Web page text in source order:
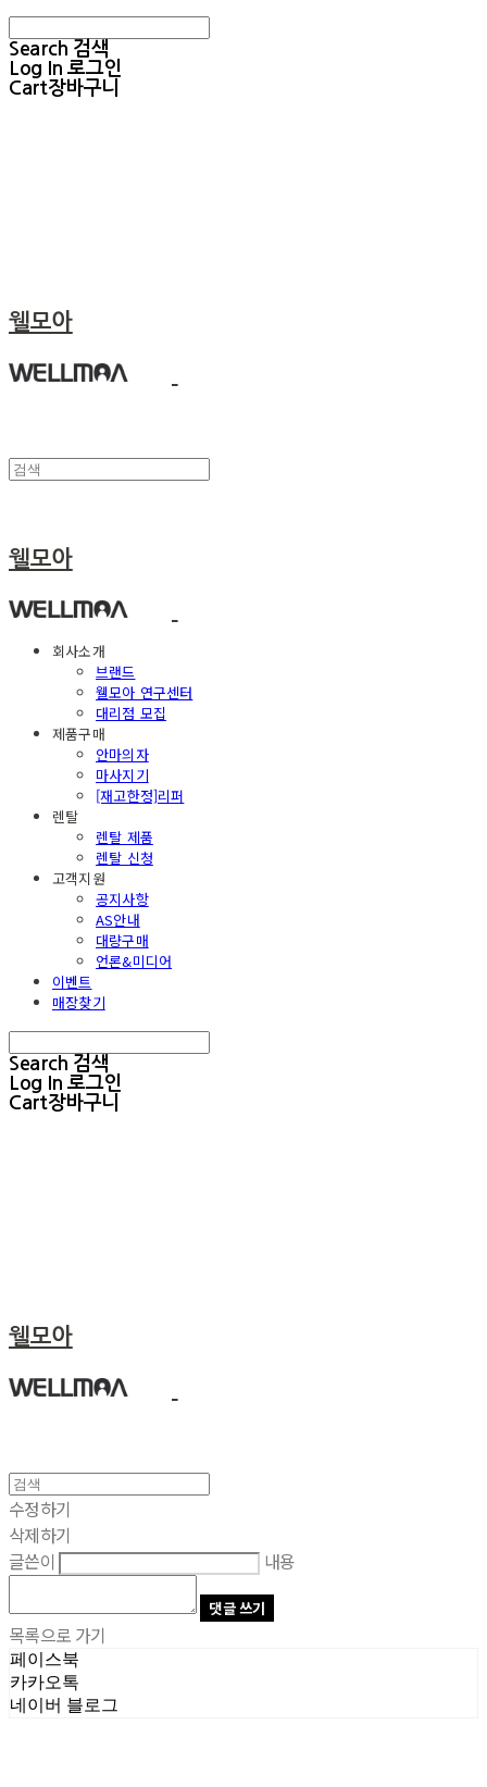
Search 검색
Log In 로그인
Cart장바구니
웰모아
웰모아
회사소개
브랜드
웰모아 연구센터
대리점 모집
제품구매
안마의자
마사지기
[재고한정]리퍼
렌탈
렌탈 제품
렌탈 신청
고객지원
공지사항
AS안내
대량구매
언론&미디어
이벤트
매장찾기
Search 검색
Log In 로그인
Cart장바구니
웰모아
수정하기
삭제하기
글쓴이
내용
댓글 쓰기
목록으로 가기
페이스북
카카오톡
네이버 블로그